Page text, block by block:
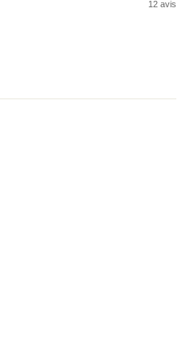
12 avis